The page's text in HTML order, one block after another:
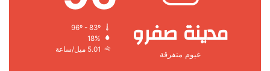
مدينة صفرو
غيوم متفرقة
18%
5.01 ميل/ساعة